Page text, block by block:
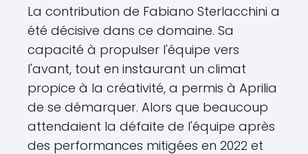
La contribution de Fabiano Sterlacchini a
été décisive dans ce domaine. Sa
capacité à propulser l'équipe vers
l'avant, tout en instaurant un climat
propice à la créativité, a permis à Aprilia
de se démarquer. Alors que beaucoup
attendaient la défaite de l'équipe après
des performances mitigées en 2022 et